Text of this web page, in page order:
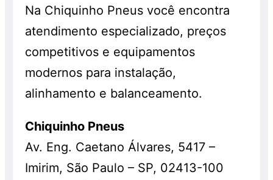
Na Chiquinho Pneus você encontra
atendimento especializado, preços
competitivos e equipamentos
modernos para instalação,
alinhamento e balanceamento.
Chiquinho Pneus
Av. Eng. Caetano Álvares, 5417 –
Imirim, São Paulo – SP, 02413-100